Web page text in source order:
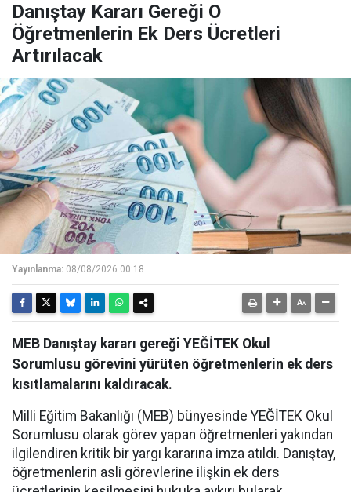
Danıştay Kararı Gereği O
Öğretmenlerin Ek Ders Ücretleri
Artırılacak
Yayınlanma: 08/08/2026 00:18
MEB Danıştay kararı gereği YEĞİTEK Okul
Sorumlusu görevini yürüten öğretmenlerin ek ders
kısıtlamalarını kaldıracak.
Milli Eğitim Bakanlığı (MEB) bünyesinde YEĞİTEK Okul
Sorumlusu olarak görev yapan öğretmenleri yakından
ilgilendiren kritik bir yargı kararına imza atıldı. Danıştay,
öğretmenlerin asli görevlerine ilişkin ek ders